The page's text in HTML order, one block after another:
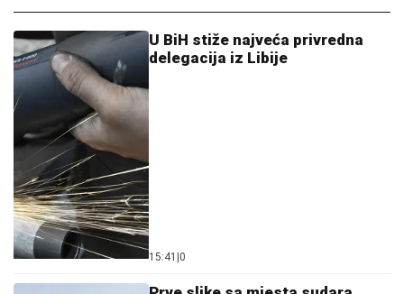
U BiH stiže najveća privredna
delegacija iz Libije
15:41 0